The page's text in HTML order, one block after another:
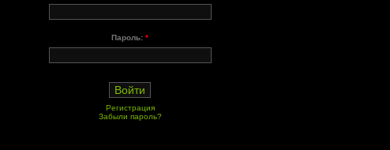
Пароль: *
Регистрация
Забыли пароль?